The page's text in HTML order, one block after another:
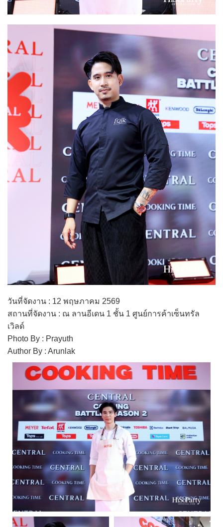
วันที่จัดงาน : 12 พฤษภาคม 2569
สถานที่จัดงาน : ณ ลานอีเดน 1 ชั้น 1 ศูนย์การค้าเซ็นทรัล
เวิลด์
Photo By : Prayuth
Author By : Arunlak